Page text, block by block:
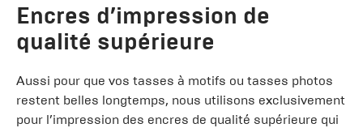
Encres d’impression de
qualité supérieure
Aussi pour que vos tasses à motifs ou tasses photos
restent belles longtemps, nous utilisons exclusivement
pour l’impression des encres de qualité supérieure qui